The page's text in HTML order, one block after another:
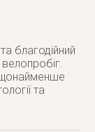
благодійний
та